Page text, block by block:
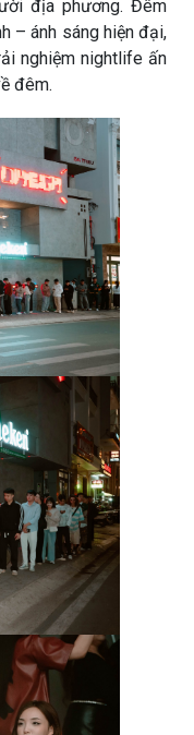
địa phương. Đêm
– ánh sáng hiện đại,
nghiệm nightlife ấn
đêm.